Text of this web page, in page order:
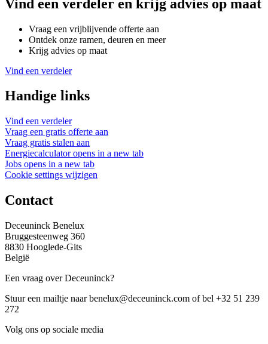
Vind een verdeler en krijg advies op maat
Vraag een vrijblijvende offerte aan
Ontdek onze ramen, deuren en meer
Krijg advies op maat
Vind een verdeler
Handige links
Vind een verdeler
Vraag een gratis offerte aan
Vraag gratis stalen aan
Energiecalculator opens in a new tab
Jobs opens in a new tab
Cookie settings wijzigen
Contact
Deceuninck Benelux
Bruggesteenweg 360
8830 Hooglede-Gits
België
Een vraag over Deceuninck?
Stuur een mailtje naar benelux@deceuninck.com of bel +32 51 239
272
Volg ons op sociale media